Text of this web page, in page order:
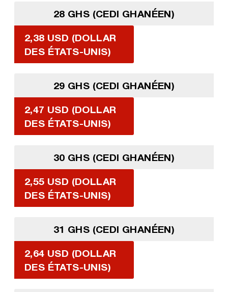
28 GHS (CEDI GHANÉEN)
2,38 USD (DOLLAR
DES ÉTATS-UNIS)
29 GHS (CEDI GHANÉEN)
2,47 USD (DOLLAR
DES ÉTATS-UNIS)
30 GHS (CEDI GHANÉEN)
2,55 USD (DOLLAR
DES ÉTATS-UNIS)
31 GHS (CEDI GHANÉEN)
2,64 USD (DOLLAR
DES ÉTATS-UNIS)